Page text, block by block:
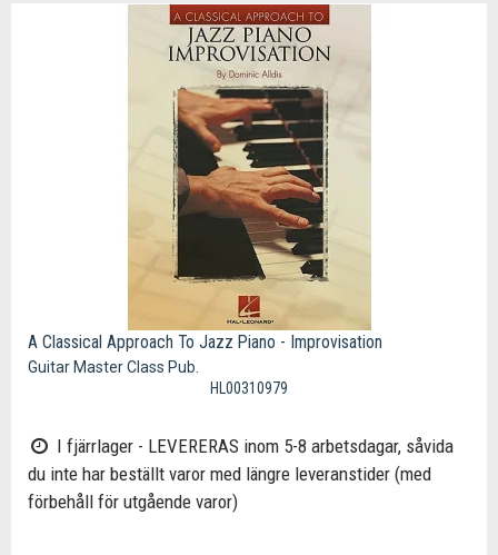
A Classical Approach To Jazz Piano - Improvisation
Guitar Master Class Pub.
HL00310979
I fjärrlager - LEVERERAS inom 5-8 arbetsdagar, såvida
du inte har beställt varor med längre leveranstider (med
förbehåll för utgående varor)